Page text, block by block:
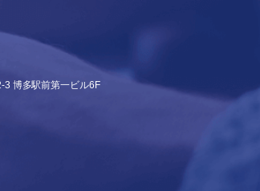
3 博多駅前第一ビル6F